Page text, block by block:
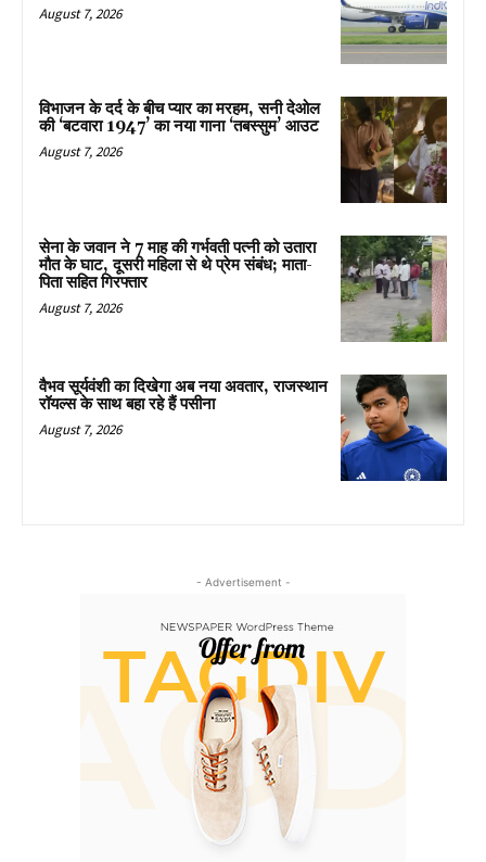
August 7, 2026
विभाजन के दर्द के बीच प्यार का मरहम, सनी देओल
की ‘बटवारा 1947’ का नया गाना ‘तबस्सुम’ आउट
August 7, 2026
सेना के जवान ने 7 माह की गर्भवती पत्नी को उतारा
मौत के घाट, दूसरी महिला से थे प्रेम संबंध; माता-
पिता सहित गिरफ्तार
August 7, 2026
वैभव सूर्यवंशी का दिखेगा अब नया अवतार, राजस्थान
रॉयल्स के साथ बहा रहे हैं पसीना
August 7, 2026
- Advertisement -